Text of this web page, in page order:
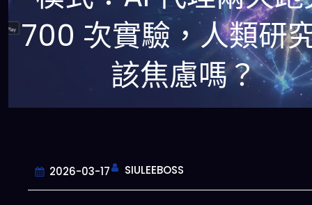
700 次實驗，人類研
該焦慮嗎？
2026-03-17 SIULEEBOSS